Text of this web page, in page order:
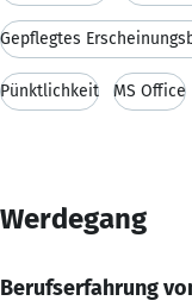
Gepflegtes
Pünktlichkeit MS Office
Werdegang
Berufserfahrung